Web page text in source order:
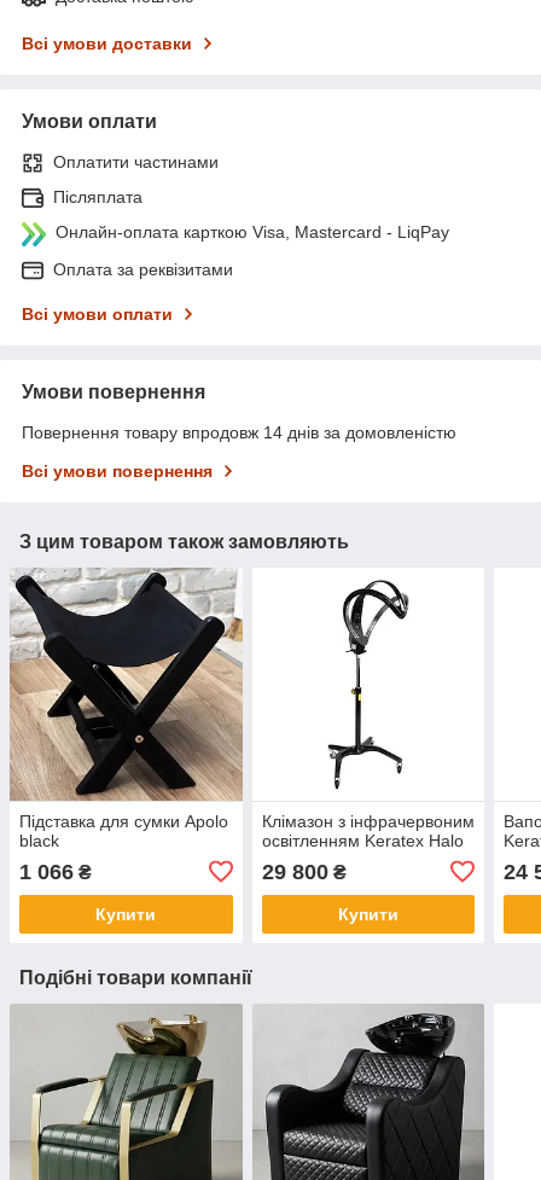
Всі умови доставки
Умови оплати
Оплатити частинами
Післяплата
Онлайн-оплата карткою Visa, Mastercard - LiqPay
Оплата за реквізитами
Всі умови оплати
Умови повернення
Повернення товару впродовж 14 днів за домовленістю
Всі умови повернення
З цим товаром також замовляють
Підставка для сумки Apolo
black
1 066 ₴
Купити
Клімазон з інфрачервоним
освітленням Keratex Halo
29 800₴
Купити
24
Подібні товари компанії